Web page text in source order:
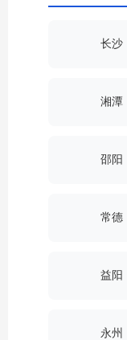
长沙
湘潭
邵阳
常德
益阳
永州